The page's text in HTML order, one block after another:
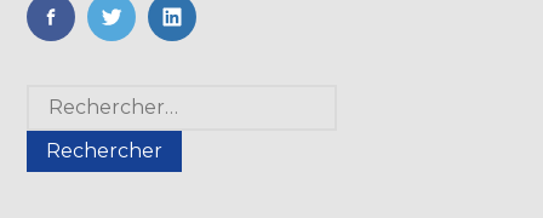
FaceBook
TwitterLinkedIn
Blog
sidebar
Rechercher :